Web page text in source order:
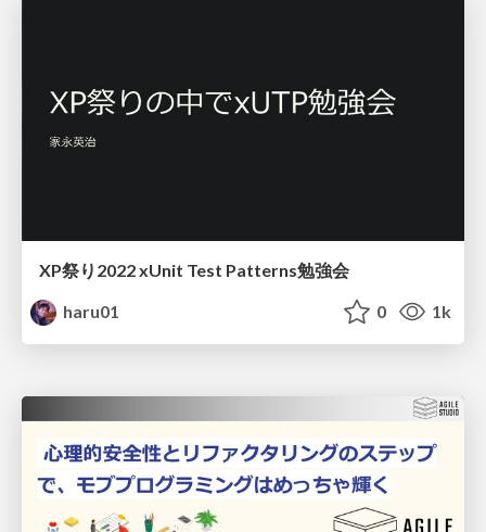
XP祭り2022 xUnit Test Patterns勉強会
haru01
0 1k